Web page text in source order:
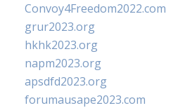
Convoy4Freedom2022.com
grur2023.org
hkhk2023.org
napm2023.org
apsdfd2023.org
forumausape2023.com